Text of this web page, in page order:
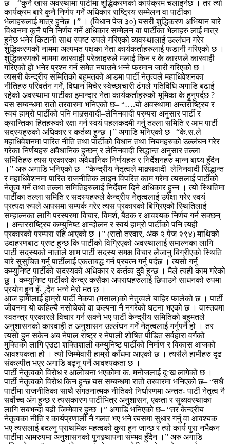
छ – “कुनै खास अवस्थामा पार्टीमा शुद्धिकरणको कार्यक्रम चलाइनेछ । तर त्यो
कार्यक्रम बारे कुनै निर्णय गर्ने अधिकार राष्ट्रिय सम्मेलन वा पार्टीका
भेलाहरुलाई मात्र हुनेछ ।” । (विधान पेज ३०) यसरी शुद्धिकरण अभियान बारे
विधानमा कुनै पनि निर्णय गर्ने अधिकार सम्मेलन वा पार्टीका भेलाहरु लाई मात्र
हुनेछ भनेर किटानी साथ स्पष्ट रुपले गरिएको व्यवस्थालाई उल्लंघन गरेर
शुद्धिकरणको नाममा अल्पमत पक्षका नेता कार्यकर्ताहरुलाई फडानी गरिएको छ ।
शुद्धिकरणको नाममा कारवाही परेकाहरुले मलाई किन र के कारणले कारवाही
गरिएको हो भनेर प्रश्न गर्न समेत नपाउने भन्ने फरमान जारी गरिएको छ ।
त्यसरी केन्द्रीय समितिको बहुमतको आडमा पार्टी नेतृत्वले महाधिवेशनका
नीतिहरु परिवर्तन गर्ने, विधान मिचेर स्वेच्छाचारी ढंगले गतिविधि अगाडि बढाई
रहेको अवस्थामा पार्टीका इमान्दार नेता कार्यकर्ताहरुको भूमिका के हुनुपर्दछ ?
यस सम्बन्धमा रातो तरवारमा भनिएको छ– “….यो अवस्थामा अन्तर्राष्ट्रिय र
स्वयं हाम्रो पार्टीको पनि माक्र्सवादी–लेनिनवादी परम्परा अनुसार पार्टी र
क्रान्तिका हितहरुको रक्षा गर्न स्वयं पहलकदमी गर्नु तल्ला समिति र आम पार्टी
सदस्यहरुको अधिकार र कर्तव्य हुन्छ ।” अगाडि भनिएको छ– “के.स.ले
महाधिवेशनमा पारित नीति तथा पार्टीको विधान तथा नियमहरुको उल्लंघन गरेर
गरेका निर्णयहरु अवैधानिक हुन्छन् र लेनिनवादी सिद्धान्त अनुसार तल्ला
समितिहरु त्यस प्रकारका अवैधानिक निर्णयहरु र निर्देशनहरु मान्न बाध्य हुँदैन
।” अरु अगाडि भनिएको छ– “केन्द्रीय नेतृत्वले माक्र्सवादी–लेनिनवादी सिद्धान्त
र महाधिवेशनमा पारित राजनीतिक लाइन विपरित काम गरेमा त्यसलाई पार्टीको
नेतृत्व गर्ने तथा तल्ला समितिहरुलाई निर्देशन दिने अधिकार हुन्न । त्यो स्थितिमा
पार्टीका तल्ला समिति र सदस्यहरुले केन्द्रीय नेतृत्वलाई उपेक्षा गरेर स्वयं
प्रत्यक्ष रुपले आपसमा सम्पर्क गरेर त्यस प्रकारको बिग्रिएको स्थितिलाई
सम्हाल्नका लागि परस्परमा विचार, विमर्श, बैठक र आवश्यक निर्णय गर्न सक्छन्
। अन्तरराष्ट्रिय कम्युनिष्ट आन्दोलन र स्वयं हाम्रो पार्टीको पनि त्यही
प्रकारको परम्परा रहि आएको छ ।” (रातो तरवार, अंक २ पेज २९४) माथिको
उदाहरणबाट प्रष्ट हुन्छ कि पार्टीको विग्रिएको अवस्थालाई समाल्नका लागि
पार्टी सदस्यको नाताले आम पार्टी सदस्य समक्ष विचार लैजानु बिग्रीएको स्थिति
बारे सुसुचित गर्नु पार्टीलाई एकताबद्ध गर्न प्रयत्न गर्नु पर्दछ । त्यसो गर्नु
कम्युनिष्ट पार्टीको सदस्यको अधिकार र कर्तव्य दुवै हुन्छ । मैले त्यही काम गरेको
छु । कम्युनिष्ट पार्टीको केन्द्र कसैका अपराधहरुलाई छिपाउने साधनको रुपमा
प्रयोग हुन हँुदैन भन्ने मेरो मत छ ।
आज हामीलाई हाम्रो पार्टी नेकपा (मसाल)को नेतृत्वले बाहिर फालेको छ । पार्टी
जीवनमा यो कहिल्यै नसोचेको वा कल्पना नै नगरेको घटना भएको छ । वास्तवमा
स्वतन्त्र प्रकारले विचार गर्न सक्ने भए पार्टी केन्द्रीय समितिको बहुमतले
अनुशासनको कारवाही त अनुशासन उल्लंघन गर्ने नेतृत्वलाई गर्नुपर्ने हो । तर
त्यसो हुन सकेन अब नेपाल राष्ट्र र नेपाली शोषित पीडित सर्वहारा वर्गको
मुक्तिको लागि एउटा शक्तिशाली कम्युनिष्ट पार्टीको निर्माण र विकास आजको
आवश्यकता हो । त्यो जिम्मेवारी हाम्रो काँधमा आएको छ । त्यसैले हामीहरु दृढ
संकल्पीत भएर अगाडि बढ्नु पर्ने आवश्यकता छ ।
पार्टी नेतृत्वको विरोध र आलोचना भएकोमा क. मनोजलाई दुःख लागेको छ ।
पार्टी नेतृत्वको विरोध किन हुन्छ यस सम्बन्धमा रातो तरवारमा भनिएको छ– “सधैं
पार्टीमा राजनीतिका साथै संगठनात्मक नीतिको निर्धारणमा अन्ततः पार्टी नेतृत्व नै
सर्वाेच्च अंग हुन्छ र त्यसकारण पार्टीभित्र अनुशासन, एकता र सुव्यवस्थाका
लागि सबभन्दा बढी जिम्मेवार हुन्छ ।” अगाडि भनिएको छ– “तर केन्द्रीय
नेतृत्वका नीति र कार्यप्रणाली नै गलत भए भने त्यसमा सुधार गर्नु वा आवश्यक
भए त्यसलाई बदल्नु प्राथमिक महत्वको कुरा हुन जान्छ र त्यो कार्य पुरा नभैकन
पार्टीमा आमरुपमा अनुशासनको पुनस्र्थापना सम्भव हुँदैन ।” अरु अगाडि